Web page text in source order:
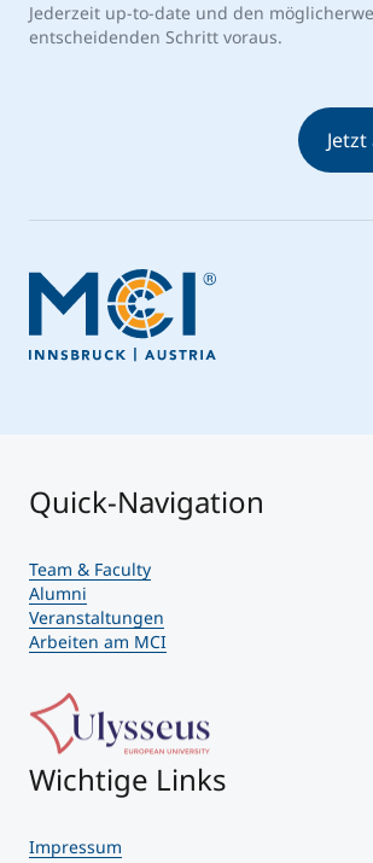
Jederzeit up-to-date und den
entscheidenden Schritt voraus.
Quick-Navigation
Team & Faculty
Alumni
Veranstaltungen
Arbeiten am MCI
Wichtige Links
Impressum